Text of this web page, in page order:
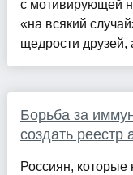
с мотивирующей
«на всякий
щедрости друзей,
Борьба за
создать реестр
Россиян,